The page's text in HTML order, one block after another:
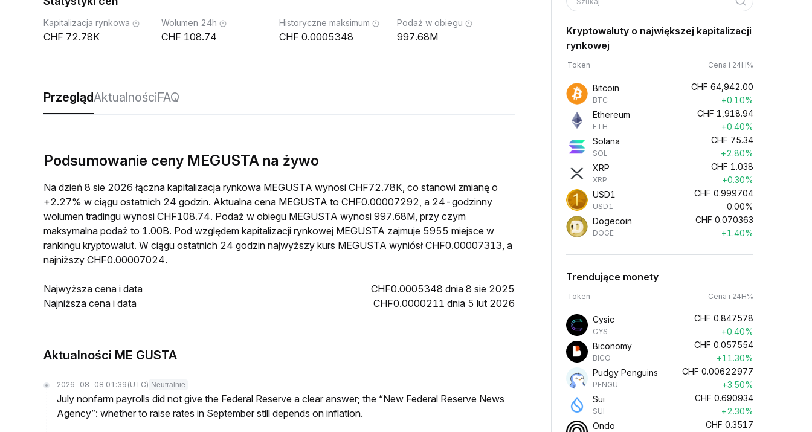
Kapitalizacja rynkowa
72.78K
Wolumen 24h
108.74
Historyczne maksimum
0.0005348
Podaż w obiegu
997.68M
PrzeglądAktualnościFAQ
Podsumowanie ceny MEGUSTA na żywo
Na dzień 8 sie 2026 łączna kapitalizacja rynkowa MEGUSTA wynosi CHF72.78K, co stanowi zmianę o
+2.27% w ciągu ostatnich 24 godzin. Aktualna cena MEGUSTA to CHF0.00007292, a 24-godzinny
wolumen tradingu wynosi CHF108.74. Podaż w obiegu MEGUSTA wynosi 997.68M, przy czym
maksymalna podaż to 1.00B. Pod względem kapitalizacji rynkowej MEGUSTA zajmuje 5955 miejsce w
rankingu kryptowalut. W ciągu ostatnich 24 godzin najwyższy kurs MEGUSTA wyniósł CHF0.00007313, a
najniższy CHF0.00007024.
Najwyższa cena i data
CHF0.0005348 dnia 8 sie 2025
Najniższa cena i data
CHF0.0000211 dnia 5 lut 2026
Aktualności ME GUSTA
2026-08-08 01:39 (UTC) Neutralnie
July nonfarm payrolls did not give the Federal Reserve a clear answer; the “New Federal Reserve News
Agency”: whether to raise rates in September still depends on inflation.
Kryptowaluty o największej kapitalizacji
rynkowej
Token Cena i 24H%
Bitcoin
BTC
CHF 64,942.00
+0.10%
Ethereum
ETH
CHF 1,918.94
+0.40%
Solana
SOL
CHF 75.34
+2.80%
XRP
XRP
CHF 1.038
+0.30%
USD1
USD1
CHF 0.999704
0.00%
Dogecoin
DOGE
CHF 0.070363
+1.40%
Trendujące monety
Token Cena i 24H%
Cysic
CYS
CHF 0.847578
+0.40%
Biconomy
BICO
CHF 0.057554
+11.30%
Pudgy Penguins
PENGU
CHF 0.00622977
+3.50%
Sui
SUI
CHF 0.690934
+2.30%
Ondo
CHF 0.3517